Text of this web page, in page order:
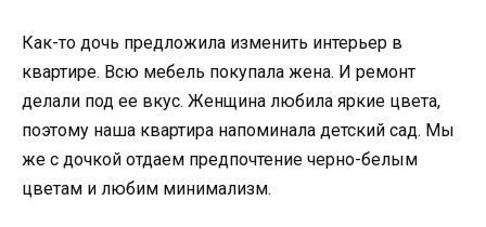
Как-то дочь предложила изменить интерьер в
квартире. Всю мебель покупала жена. И ремонт
делали под ее вкус. Женщина любила яркие цвета,
поэтому наша квартира напоминала детский сад. Мы
же с дочкой отдаем предпочтение черно-белым
цветам и любим минимализм.